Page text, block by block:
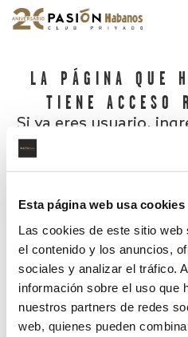
Esta página web usa cookies
Las cookies de este sitio
el contenido y los anuncios,
sociales y analizar el tráfico.
información sobre el uso que
nuestros partners de redes
web, quienes pueden
LA PÁGINA QUE
TIENE ACCESO
Si ya eres usuario,
¿Has olvidado tu contraseña?